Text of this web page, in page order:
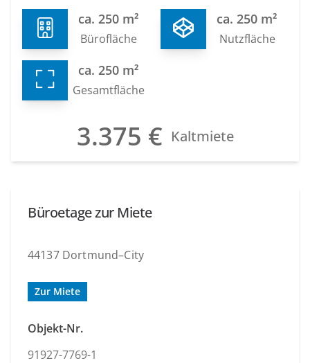
ca. 250 m²
Bürofläche
ca. 250 m²
Nutzfläche
ca. 250 m²
Gesamtfläche
3.375 € Kaltmiete
Büroetage zur Miete
44137 Dortmund–City
Zur Miete
Objekt-Nr.
91927-7769-1